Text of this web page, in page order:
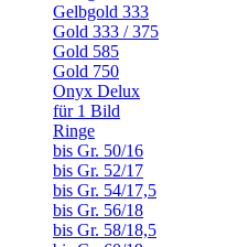
Gelbgold 333
Gold 333 / 375
Gold 585
Gold 750
Onyx Delux
für 1 Bild
Ringe
bis Gr. 50/16
bis Gr. 52/17
bis Gr. 54/17,5
bis Gr. 56/18
bis Gr. 58/18,5